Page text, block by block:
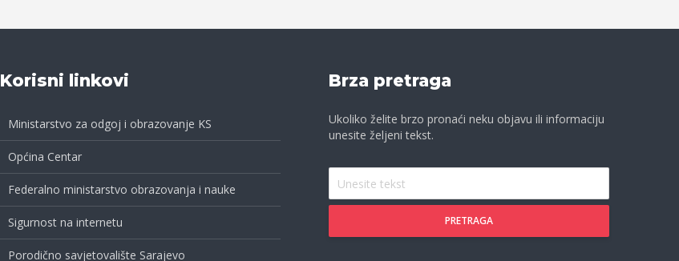
Korisni linkovi
Ministarstvo za odgoj i obrazovanje KS
Općina Centar
Federalno ministarstvo obrazovanja i nauke
Sigurnost na internetu
Porodično savjetovalište Sarajevo
Brza pretraga
Ukoliko želite brzo pronaći neku objavu ili informaciju
unesite željeni tekst.
PRETRAGA